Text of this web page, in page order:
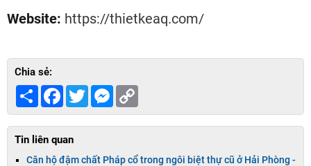
Website: https://thietkeaq.com/
Chia sẻ:
Share Facebook
TwitterMessenger
Tin liên quan
Căn hộ đậm chất Pháp cổ trong ngôi biệt thự cũ ở Hải Phòng -